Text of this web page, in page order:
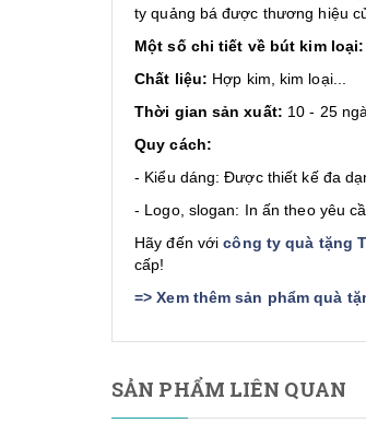
ty quảng bá được thương hiệu
Một số chi tiết về bút kim loại:
Chất liệu: Hợp kim, kim loại...
Thời gian sản xuất: 10 - 25
Quy cách:
- Kiểu dáng: Được thiết kế đa
- Logo, slogan: In ấn theo yêu
Hãy đến vớicông ty quà tặng
cấp!
=>Xem thêm sản phẩm quà
SẢN PHẨM LIÊN QUAN